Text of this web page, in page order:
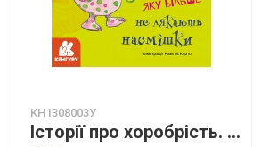
КН1308003У
Історії про хоробрість. Історія про дракончика Нару, яку більше не лякають насмішки